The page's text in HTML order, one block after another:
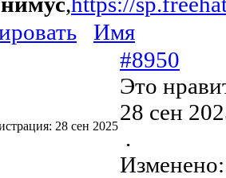
Имя
28 сен 2025
#8950
Это
28 сен
.